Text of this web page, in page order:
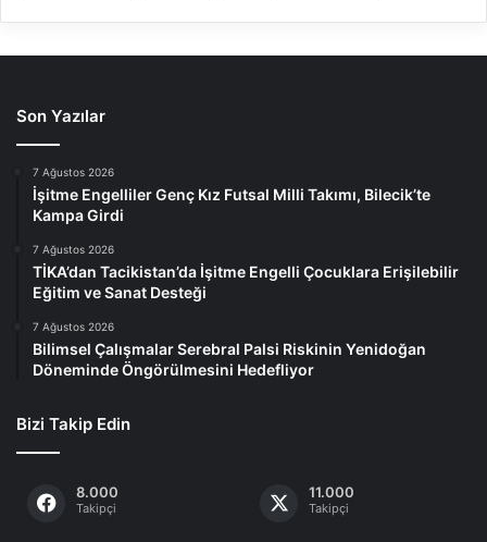
Son Yazılar
7 Ağustos 2026
İşitme Engelliler Genç Kız Futsal Milli Takımı, Bilecik’te
Kampa Girdi
7 Ağustos 2026
TİKA’dan Tacikistan’da İşitme Engelli Çocuklara Erişilebilir
Eğitim ve Sanat Desteği
7 Ağustos 2026
Bilimsel Çalışmalar Serebral Palsi Riskinin Yenidoğan
Döneminde Öngörülmesini Hedefliyor
Bizi Takip Edin
8.000
Takipçi
11.000
Takipçi